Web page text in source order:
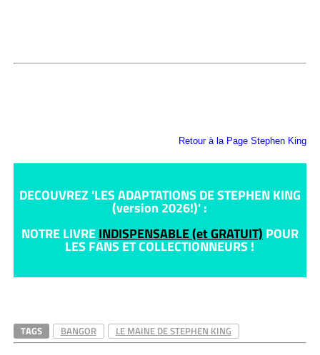
Retour à la Page Stephen King
DECOUVREZ 'LES ADAPTATIONS DE STEPHEN KING
(version 2026!)' :
NOTRE LIVREINDISPENSABLE (et GRATUIT) POUR
LES FANS ET COLLECTIONNEURS !
TAGS BANGOR LE MAINE DE STEPHEN KING